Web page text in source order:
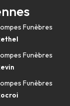
Funèbres
Funèbres
Funèbres